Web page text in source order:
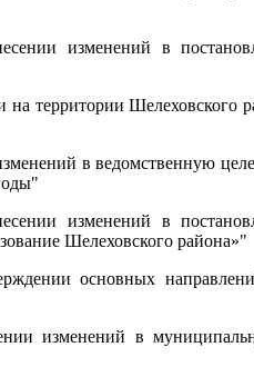
изменений в
территории Шелеховского
в ведомственную
изменений в
Шелеховского района»"
основных
изменений в